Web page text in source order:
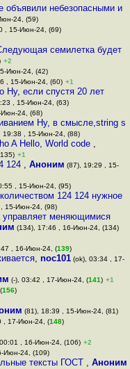
объявили небезопасными и
24, (59)
, 15-Июн-24, (69)
семилетка будет
+2
Июн-24, (42)
, 15-Июн-24, (60) +1
Ну, если спустя 20 лет
, 15-Июн-24, (63)
24, (68)
Ну, в смысле,string s
19:38 , 15-Июн-24, (88)
A Hello, World code ,
+1
124 , Аноним (87), 19:29 , 15-
, 15-Июн-24, (95)
124 124 нужное
15-Июн-24, (98)
управляет меняющимися
(134), 17:46 , 16-Июн-24, (134)
, 16-Июн-24, (139)
, noc101(ok), 03:34 , 17-
(-), 03:42 , 17-Июн-24, (141) +1
156)
(81), 18:39 , 15-Июн-24, (81)
, 17-Июн-24, (148)
, 16-Июн-24, (106) +2
Июн-24, (109)
тексты ГОСТ , Аноним